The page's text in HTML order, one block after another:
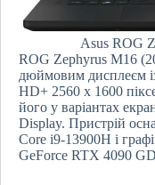
Asus ROG
ROG Zephyrus M16
дюймовим дисплеєм
HD+ 2560 x 1600
його у варіантах
Display. Пристрій
Core i9-13900H і
GeForce RTX 4090